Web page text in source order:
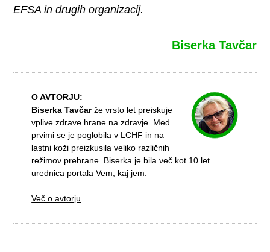
EFSA in drugih organizacij.
Biserka Tavčar
O AVTORJU:
Biserka Tavčarže vrsto let preiskuje
vplive zdrave hrane na zdravje. Med
prvimi se je poglobila v LCHF in na
lastni koži preizkusila veliko različnih
režimov prehrane. Biserka je bila več kot 10 let
urednica portala Vem, kaj jem.
Več o avtorju